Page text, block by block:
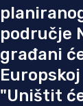
područje
građani
"Uništit